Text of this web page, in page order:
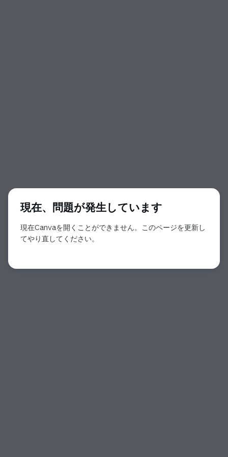
現在、問題が発生しています
現在Canvaを開くことができません。このページを更新し
てやり直してください。